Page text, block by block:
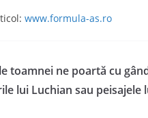
www.formula-as.ro
toamnei ne poartă cu
lui Luchian sau peisajele